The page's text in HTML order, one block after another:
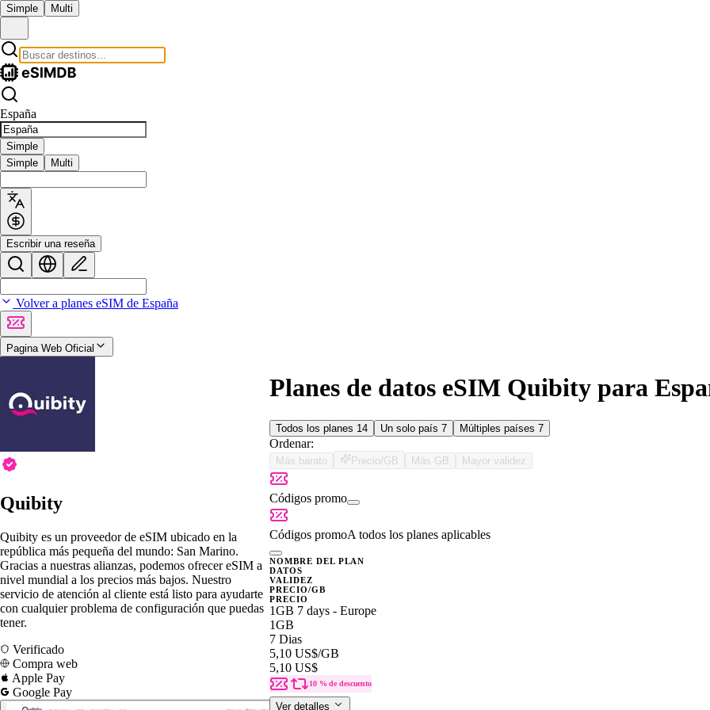
Simple Multi
España
Simple
Simple
Multi
Escribir una reseña
Volver a planes eSIM de España
Pagina Web Oficial
Quibity
Quibity es un proveedor de eSIM ubicado en la
república más pequeña del mundo: San Marino.
Gracias a nuestras alianzas, podemos ofrecer eSIM a
nivel mundial a los precios más bajos. Nuestro
servicio de atención al cliente está listo para ayudarte
con cualquier problema de configuración que puedas
tener.
Verificado
Compra web
Apple Pay
Google Pay
Planes de datos eSIM Quibity para
Todos los planes 14 Un solo país 7 Múltiples países 7
Ordenar:
Más barato Precio/GB Más GB Mayor validez
Códigos promo
Códigos promoA todos los planes aplicables
NOMBRE DEL PLAN
DATOS
VALIDEZ
PRECIO/GB
PRECIO
1GB 7 days - Europe
1GB
7 Dias
5,10 US$/GB
5,10 US$
10 % de descuento
Ver detalles